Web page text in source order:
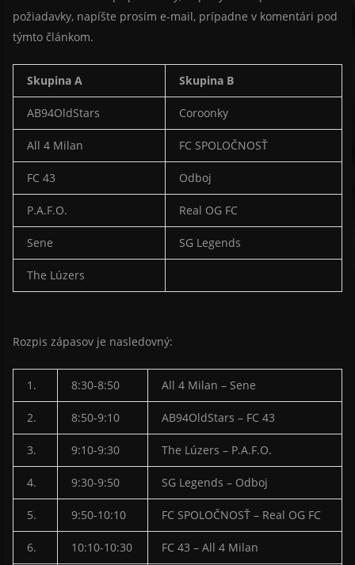
požiadavky, napíšte prosím e-mail, prípadne v komentári pod
týmto článkom.
Skupina A Skupina B
AB94OldStars Coroonky
All 4 Milan FC SPOLOČNOSŤ
FC 43 Odboj
P.A.F.O. Real OG FC
Sene SG Legends
The Lúzers
Rozpis zápasov je nasledovný:
1. 8:30-8:50 All 4 Milan – Sene
2. 8:50-9:10 AB94OldStars – FC 43
3. 9:10-9:30 The Lúzers – P.A.F.O.
4. 9:30-9:50 SG Legends – Odboj
5. 9:50-10:10 FC SPOLOČNOSŤ – Real OG FC
6. 10:10-10:30 FC 43 – All 4 Milan